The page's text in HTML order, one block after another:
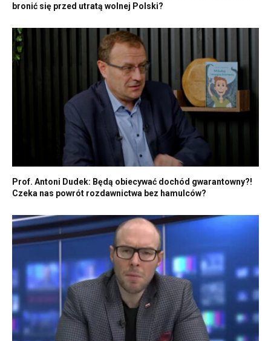
bronić się przed utratą wolnej Polski?
Prof. Antoni Dudek: Będą obiecywać dochód gwarantowny?!
Czeka nas powrót rozdawnictwa bez hamulców?